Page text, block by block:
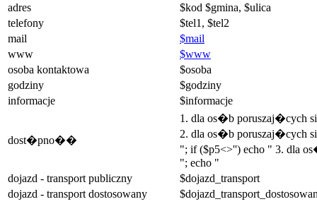
adres
$kod $gmina, $ulica
telefony
$tel1, $tel2
mail
$mail
www
$www
osoba kontaktowa
$osoba
godziny
$godziny
informacje
$informacje
dost�pno��
1. dla os�b poruszaj�cych
2. dla os�b poruszaj�cych
"; if ($p5<>'') echo " 3. dla
"; echo "
dojazd - transport publiczny
$dojazd_transport
dojazd - transport dostosowany